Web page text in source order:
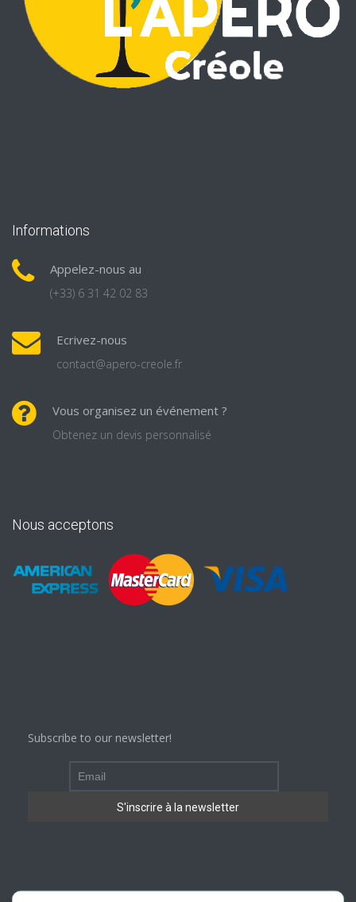
Informations
Appelez-nous au
(+33) 6 31 42 02 83
Ecrivez-nous
contact@apero-creole.fr
Vous organisez un événement ?
Obtenez un devis personnalisé
Nous acceptons
Subscribe to our newsletter!